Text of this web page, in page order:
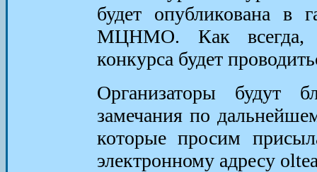
будет опубликована в
МЦНМО. Как всегда,
конкурса будет
Организаторы будут
замечания по
которые просим
электронному адресу